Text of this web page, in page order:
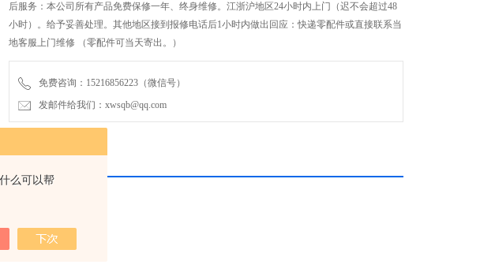
么可以帮
后服务：本公司所有产品免费保修一年、终身维修。江浙沪地区24小时内上门（迟不会超过48
小时）。给予妥善处理。其他地区接到报修电话后1小时内做出回应：快递零配件或直接联系当
地客服上门维修 （零配件可当天寄出。）
免费咨询：15216856223（微信号）
发邮件给我们：xwsqb@qq.com
;